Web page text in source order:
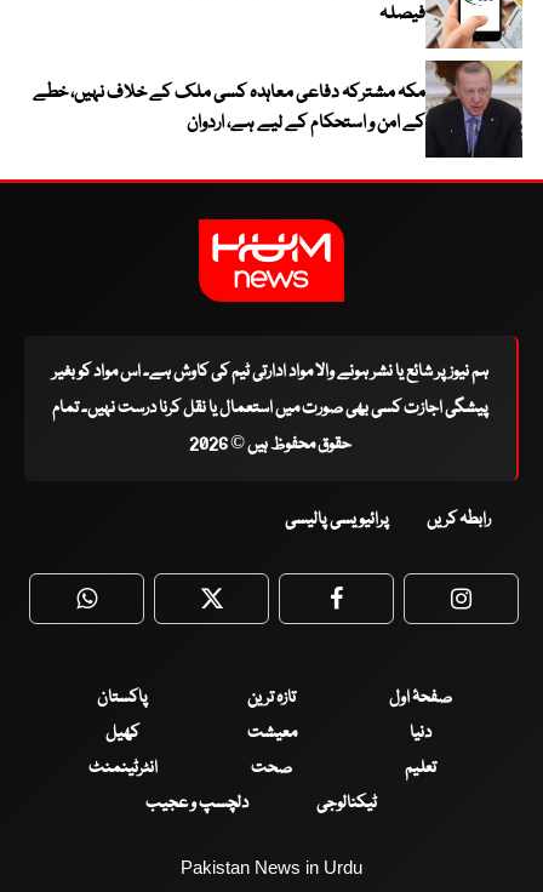
فیصلہ
مکہ مشترکہ دفاعی معاہدہ کسی ملک کے خلاف نہیں، خطے
کے امن و استحکام کے لیے ہے، اردوان
ہم نیوز پر شائع یا نشر ہونے والا مواد ادارتی ٹیم کی کاوش ہے۔ اس مواد کو بغیر
پیشگی اجازت کسی بھی صورت میں استعمال یا نقل کرنا درست نہیں۔ تمام
حقوق محفوظ ہیں © 2026
رابطہ کریں پرائیویسی پالیسی
WhatsApp Twitter Facebook
صفحۂ اول تازہ ترین
پاکستان
دنیا
معیشت
کھیل
تعلیم
صحت
انٹرٹینمنٹ
ٹیکنالوجی
دلچسپ و عجیب
Pakistan News in Urdu